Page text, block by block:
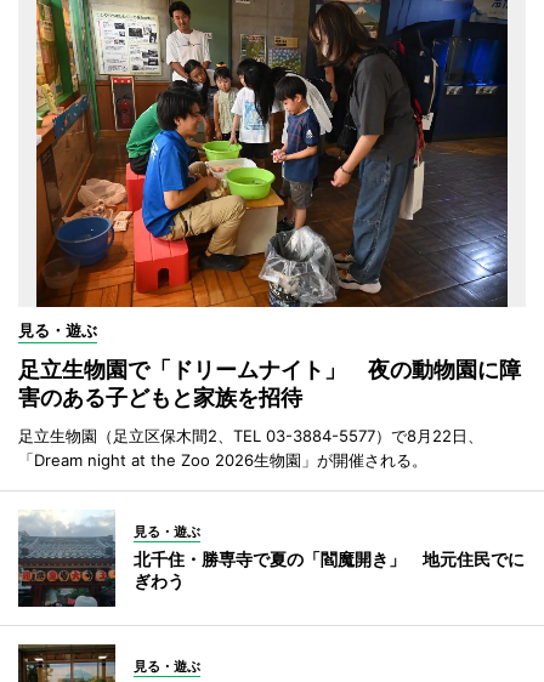
見る・遊ぶ
足立生物園で「ドリームナイト」 夜の動物園に障
害のある子どもと家族を招待
足立生物園（足立区保木間2、TEL 03-3884-5577）で8月22日、
「Dream night at the Zoo 2026生物園」が開催される。
見る・遊ぶ
北千住・勝専寺で夏の「閻魔開き」 地元住民でに
ぎわう
見る・遊ぶ